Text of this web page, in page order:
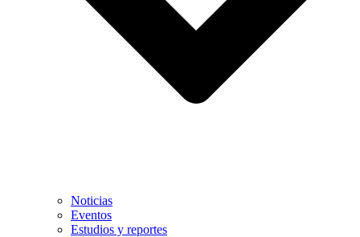
Noticias
Eventos
Estudios y reportes